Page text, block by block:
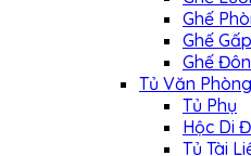
Ghế
Ghế Gấp
Ghế Đôn
Tủ Văn Phòng
Tủ Phụ
Hộc Di
Tủ Tài